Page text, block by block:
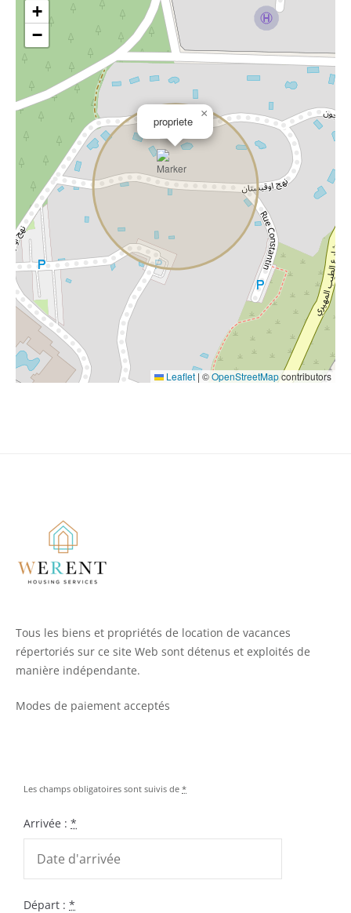
propriete
×
+
−
Leaflet | ©OpenStreetMapcontributors
Tous les biens et propriétés de location de vacances
répertoriés sur ce site Web sont détenus et exploités de
manière indépendante.
Modes de paiement acceptés
Les champs obligatoires sont suivis de *
Arrivée : *
Départ : *